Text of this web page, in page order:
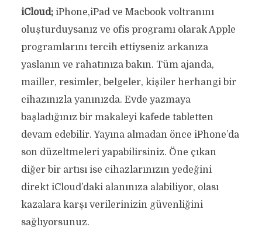
iCloud;iPhone,iPad ve Macbook voltranını
oluşturduysanız ve ofis programı olarak Apple
programlarını tercih ettiyseniz arkanıza
yaslanın ve rahatınıza bakın. Tüm ajanda,
mailler, resimler, belgeler, kişiler herhangi bir
cihazınızla yanınızda. Evde yazmaya
başladığınız bir makaleyi kafede tabletten
devam edebilir. Yayına almadan önce iPhone’da
son düzeltmeleri yapabilirsiniz. Öne çıkan
diğer bir artısı ise cihazlarınızın yedeğini
direkt iCloud’daki alanınıza alabiliyor, olası
kazalara karşı verilerinizin güvenliğini
sağlıyorsunuz.